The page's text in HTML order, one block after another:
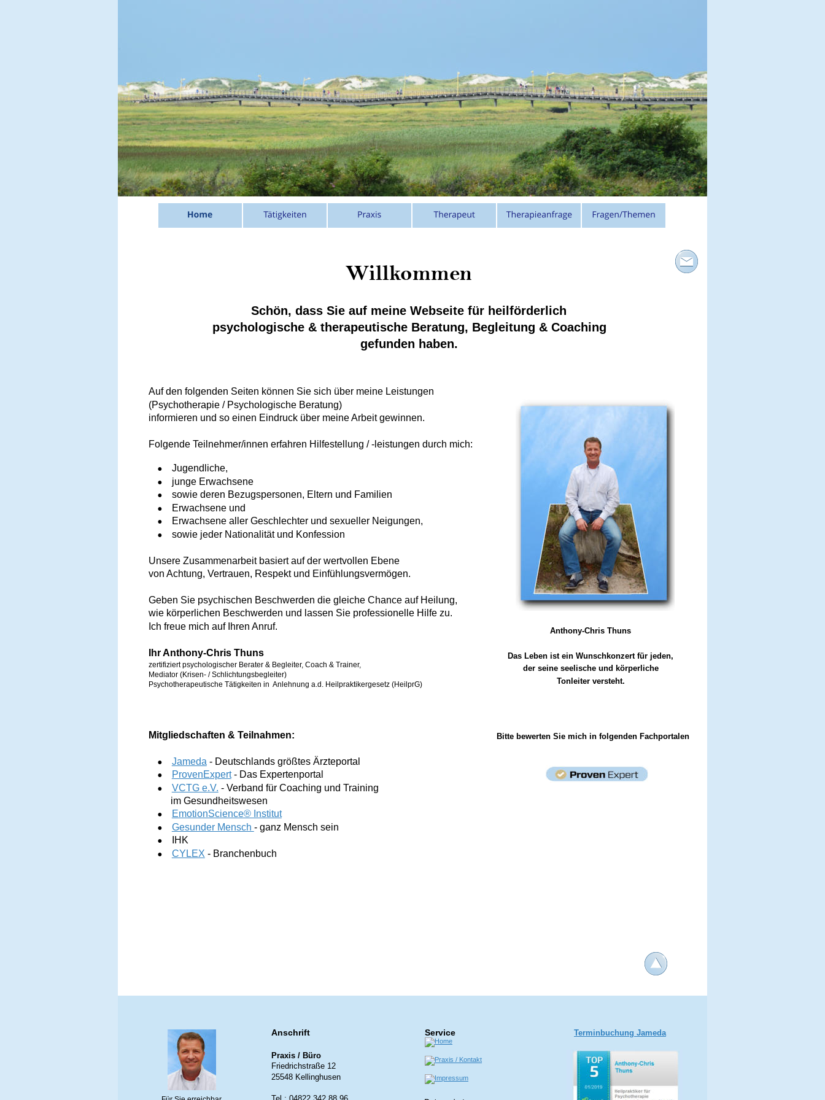
Anschrift
Praxis / Büro
Friedrichstraße 12
25548 Kellinghusen
Service
Willkommen
Schön, dass Sie auf meine Webseite für heilförderlich
psychologische & therapeutische Beratung, Begleitung & Coaching
gefunden haben.
Auf den folgenden Seiten können Sie sich über meine Leistungen
(Psychotherapie / Psychologische Beratung)
informieren und so einen Eindruck über meine Arbeit gewinnen.
Folgende Teilnehmer/innen erfahren Hilfestellung / -leistungen durch mich:
• Jugendliche,
• junge Erwachsene
• sowie deren Bezugspersonen, Eltern und Familien
• Erwachsene und
• Erwachsene aller Geschlechter und sexueller Neigungen,
• sowie jeder Nationalität und Konfession
Unsere Zusammenarbeit basiert auf der wertvollen Ebene
von Achtung, Vertrauen, Respekt und Einfühlungsvermögen.
Geben Sie psychischen Beschwerden die gleiche Chance auf Heilung,
wie körperlichen Beschwerden und lassen Sie professionelle Hilfe zu.
Ich freue mich auf Ihren Anruf.
Ihr Anthony-Chris Thuns
zertifiziert psychologischer Berater & Begleiter, Coach & Trainer,
Mediator (Krisen- / Schlichtungsbegleiter)
Psychotherapeutische Tätigkeiten in  Anlehnung a.d. Heilpraktikergesetz (HeilprG)
Mitgliedschaften & Teilnahmen:
• Jameda - Deutschlands größtes Ärzteportal
• ProvenExpert - Das Expertenportal
• VCTG e.V. - Verband für Coaching und Training
         im Gesundheitswesen
• EmotionScience® Institut
• Gesunder Mensch - ganz Mensch sein
• IHK
• CYLEX - Branchenbuch
Bitte bewerten Sie mich in folgenden Fachportalen
Anthony-Chris Thuns
Das Leben ist ein Wunschkonzert für jeden,
der seine seelische und körperliche
Tonleiter versteht.
Terminbuchung Jameda